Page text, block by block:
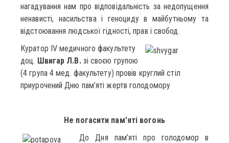
нагадування нам про відповідальність за недопущення
ненависті, насильства і геноциду в майбутньому та
відстоювання людської гідності, прав і свобод.
Куратор IV медичного факультету
доц. Швигар Л.В.зі своєю групою
(4 група 4 мед. факультету) провів круглий стіл
приурочений Дню пам’яті жертв голодомору
Не погасити пам’яті вогонь
До Дня пам’яті про голодомор в